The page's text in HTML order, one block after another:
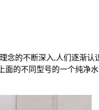
的不断深入,人们逐渐
的不同型号的一个纯净